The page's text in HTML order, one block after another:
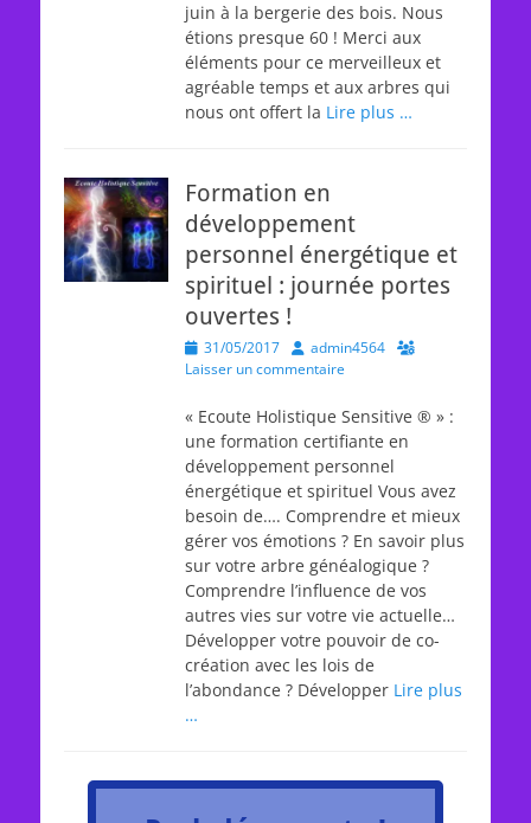
juin à la bergerie des bois. Nous
étions presque 60 ! Merci aux
éléments pour ce merveilleux et
agréable temps et aux arbres qui
nous ont offert la Lire plus …
Formation en
développement
personnel énergétique et
spirituel : journée portes
ouvertes !
Posted
on
31/05/2017 Author
admin4564
Laisser un commentaire
« Ecoute Holistique Sensitive ® » :
une formation certifiante en
développement personnel
énergétique et spirituel Vous avez
besoin de…. Comprendre et mieux
gérer vos émotions ? En savoir plus
sur votre arbre généalogique ?
Comprendre l’influence de vos
autres vies sur votre vie actuelle…
Développer votre pouvoir de co-
création avec les lois de
l’abondance ? Développer Lire plus
…